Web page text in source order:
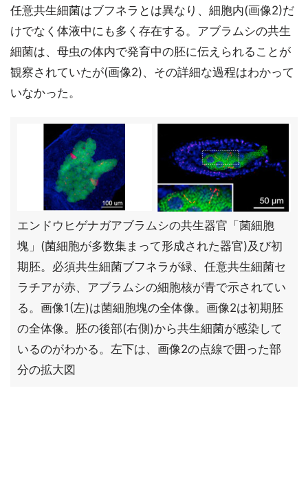
任意共生細菌はブフネラとは異なり、細胞内(画像2)だ
けでなく体液中にも多く存在する。アブラムシの共生
細菌は、母虫の体内で発育中の胚に伝えられることが
観察されていたが(画像2)、その詳細な過程はわかって
いなかった。
エンドウヒゲナガアブラムシの共生器官「菌細胞
塊」(菌細胞が多数集まって形成された器官)及び初
期胚。必須共生細菌ブフネラが緑、任意共生細菌セ
ラチアが赤、アブラムシの細胞核が青で示されてい
る。画像1(左)は菌細胞塊の全体像。画像2は初期胚
の全体像。胚の後部(右側)から共生細菌が感染して
いるのがわかる。左下は、画像2の点線で囲った部
分の拡大図